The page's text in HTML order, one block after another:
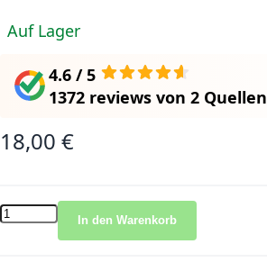
Auf Lager
4.6 / 5
1372 reviews von 2 Quellen
18,00 €
In den Warenkorb